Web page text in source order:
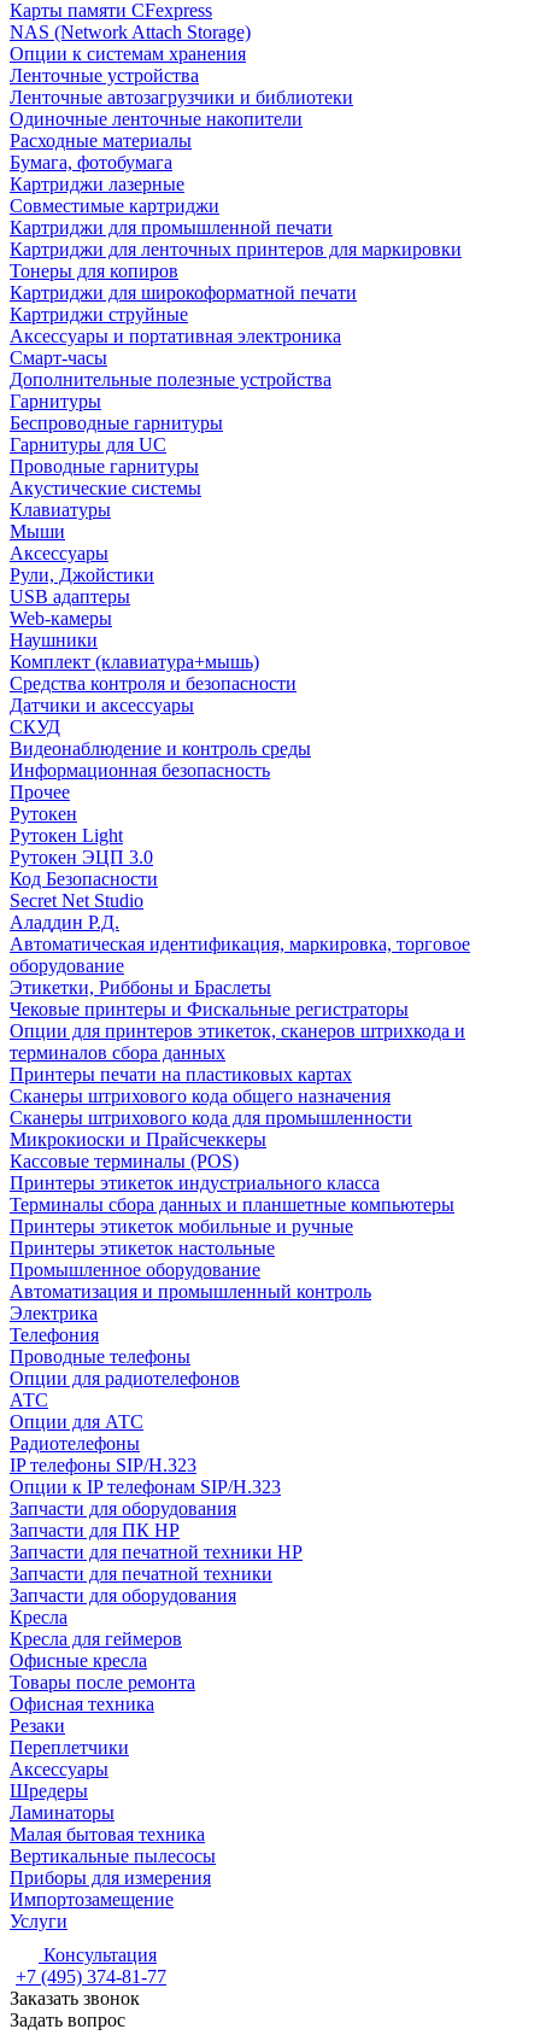
Карты памяти CFexpress
NAS (Network Attach Storage)
Опции к системам хранения
Ленточные устройства
Ленточные автозагрузчики и библиотеки
Одиночные ленточные накопители
Расходные материалы
Бумага, фотобумага
Картриджи лазерные
Совместимые картриджи
Картриджи для промышленной печати
Картриджи для ленточных принтеров для маркировки
Тонеры для копиров
Картриджи для широкоформатной печати
Картриджи струйные
Аксессуары и портативная электроника
Смарт-часы
Дополнительные полезные устройства
Гарнитуры
Беспроводные гарнитуры
Гарнитуры для UC
Проводные гарнитуры
Акустические системы
Клавиатуры
Мыши
Аксессуары
Рули, Джойстики
USB адаптеры
Web-камеры
Наушники
Комплект (клавиатура+мышь)
Средства контроля и безопасности
Датчики и аксессуары
СКУД
Видеонаблюдение и контроль среды
Информационная безопасность
Прочее
Рутокен
Рутокен Light
Рутокен ЭЦП 3.0
Код Безопасности
Secret Net Studio
Аладдин Р.Д.
Автоматическая идентификация, маркировка, торговое
оборудование
Этикетки, Риббоны и Браслеты
Чековые принтеры и Фискальные регистраторы
Опции для принтеров этикеток, сканеров штрихкода и
терминалов сбора данных
Принтеры печати на пластиковых картах
Сканеры штрихового кода общего назначения
Сканеры штрихового кода для промышленности
Микрокиоски и Прайсчеккеры
Кассовые терминалы (POS)
Принтеры этикеток индустриального класса
Терминалы сбора данных и планшетные компьютеры
Принтеры этикеток мобильные и ручные
Принтеры этикеток настольные
Промышленное оборудование
Автоматизация и промышленный контроль
Электрика
Телефония
Проводные телефоны
Опции для радиотелефонов
АТС
Опции для АТС
Радиотелефоны
IP телефоны SIP/H.323
Опции к IP телефонам SIP/H.323
Запчасти для оборудования
Запчасти для ПК HP
Запчасти для печатной техники HP
Запчасти для печатной техники
Запчасти для оборудования
Кресла
Кресла для геймеров
Офисные кресла
Товары после ремонта
Офисная техника
Резаки
Переплетчики
Аксессуары
Шредеры
Ламинаторы
Малая бытовая техника
Вертикальные пылесосы
Приборы для измерения
Импортозамещение
Услуги
Консультация
+7 (495) 374-81-77
Заказать звонок
Задать вопрос